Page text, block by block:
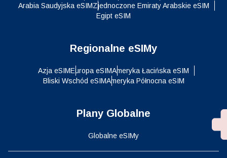
Arabia Saudyjska eSIMZjednoczone Emiraty Arabskie eSIM
Egipt eSIM
Regionalne eSIMy
Azja eSIMEuropa eSIMAmeryka Łacińska eSIM
Bliski Wschód eSIMAmeryka Północna eSIM
Plany Globalne
Globalne eSIMy